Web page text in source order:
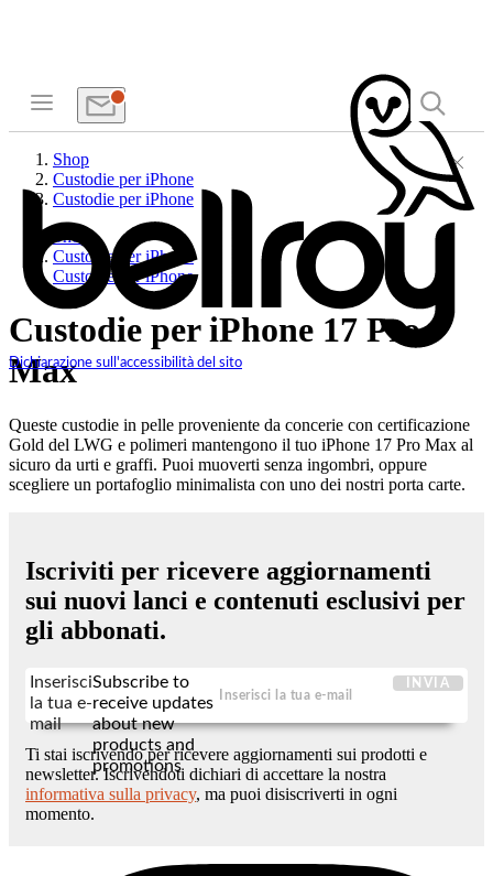
Dichiarazione sull'accessibilità del sito
Shop
Custodie per iPhone
Custodie per iPhone
Shop
Custodie per iPhone
Custodie per iPhone
Custodie per iPhone 17 Pro
Max
Queste custodie in pelle proveniente da concerie con certificazione
Gold del LWG e polimeri mantengono il tuo iPhone 17 Pro Max al
sicuro da urti e graffi. Puoi muoverti senza ingombri, oppure
scegliere un portafoglio minimalista con uno dei nostri porta carte.
Iscriviti per ricevere aggiornamenti
sui nuovi lanci e contenuti esclusivi per
gli abbonati.
Inserisci
la tua e-
mail
Subscribe to
receive updates
about new
products and
promotions
INVIA
Ti stai iscrivendo per ricevere aggiornamenti sui prodotti e
newsletter. Iscrivendoti dichiari di accettare la nostra
informativa sulla privacy, ma puoi disiscriverti in ogni
momento.